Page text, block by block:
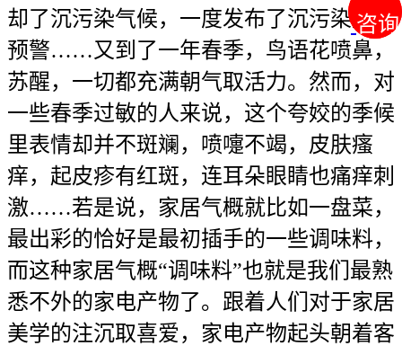
咨询
咨询
却了沉污染气候，一度发布了沉污染蓝色
预警……又到了一年春季，鸟语花喷鼻，
苏醒，一切都充满朝气取活力。然而，对
一些春季过敏的人来说，这个夸姣的季候
里表情却并不斑斓，喷嚏不竭，皮肤瘙
痒，起皮疹有红斑，连耳朵眼睛也痛痒刺
激……若是说，家居气概就比如一盘菜，
最出彩的恰好是最初插手的一些调味料，
而这种家居气概“调味料”也就是我们最熟
悉不外的家电产物了。跟着人们对于家居
美学的注沉取喜爱，家电产物起头朝着客